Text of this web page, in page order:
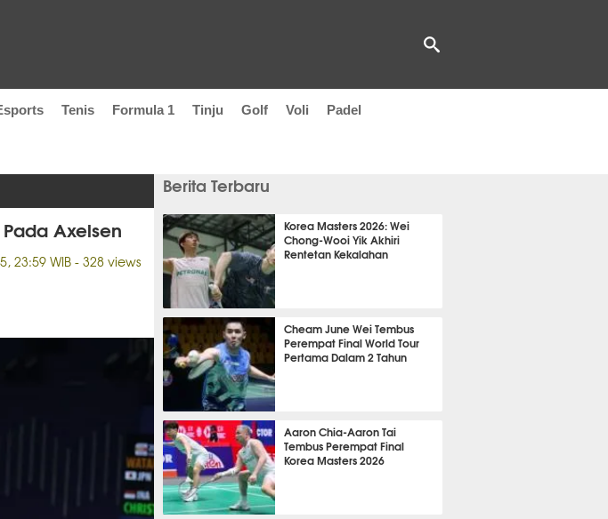
Tenis Formula 1 Tinju Golf Voli Padel
Axelsen
23:59 WIB- 328 views
Berita Terbaru
Korea Masters 2026: Wei
Chong-Wooi Yik Akhiri
Rentetan Kekalahan
2 jam 8 menit lalu
Cheam June Wei Tembus
Perempat Final World Tour
Pertama Dalam 2 Tahun
3 jam 8 menit lalu
Aaron Chia-Aaron Tai
Tembus Perempat Final
Korea Masters 2026